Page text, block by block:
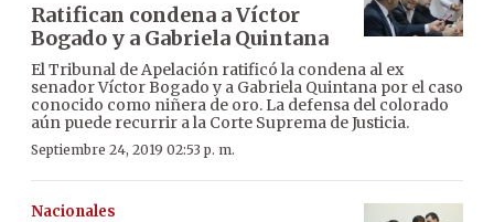
Ratifican condena a Víctor
Bogado y a Gabriela Quintana
El Tribunal de Apelación ratificó la condena al ex
senador Víctor Bogado y a Gabriela Quintana por el caso
conocido como niñera de oro. La defensa del colorado
aún puede recurrir a la Corte Suprema de Justicia.
Septiembre 24, 2019 02:53 p. m.
Nacionales